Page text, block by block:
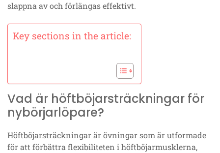
slappna av och förlängas effektivt.
Key sections in the article:
Vad är höftböjarsträckningar för
nybörjarlöpare?
Höftböjarsträckningar är övningar som är utformade
för att förbättra flexibiliteten i höftböjarmusklerna,